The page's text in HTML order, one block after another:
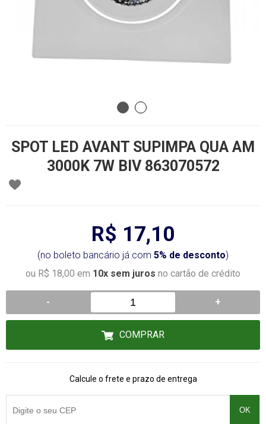
SPOT LED AVANT SUPIMPA QUA AM
3000K 7W BIV 863070572
R$ 17,10
(no boleto bancário já com 5% de desconto)
ou R$ 18,00 em 10x sem juros no cartão de crédito
- +
COMPRAR
Calcule o frete e prazo de entrega
OK